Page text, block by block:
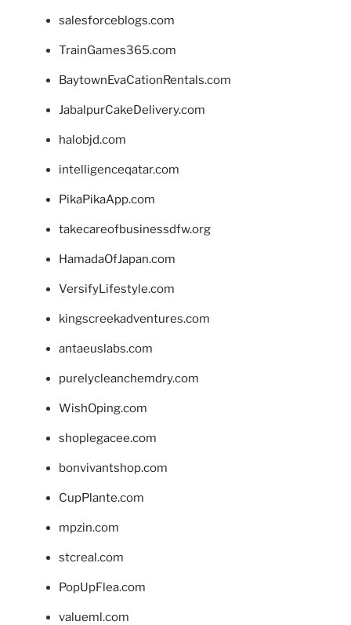
salesforceblogs.com
TrainGames365.com
BaytownEvaCationRentals.com
JabalpurCakeDelivery.com
halobjd.com
intelligenceqatar.com
PikaPikaApp.com
takecareofbusinessdfw.org
HamadaOfJapan.com
VersifyLifestyle.com
kingscreekadventures.com
antaeuslabs.com
purelycleanchemdry.com
WishOping.com
shoplegacee.com
bonvivantshop.com
CupPlante.com
mpzin.com
stcreal.com
PopUpFlea.com
valueml.com